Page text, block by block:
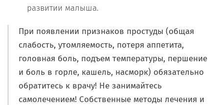
развитии малыша.
При появлении признаков простуды (общая
слабость, утомляемость, потеря аппетита,
головная боль, подъем температуры, першение
и боль в горле, кашель, насморк) обязательно
обратитесь к врачу! Не занимайтесь
самолечением! Собственные методы лечения и